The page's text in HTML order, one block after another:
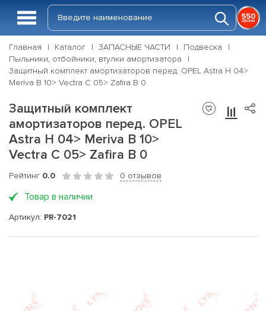
Главная Каталог ЗАПАСНЫЕ ЧАСТИ
Подвеска
Пыльники, отбойники, втулки амортизатора
Защитный комплект амортизаторов перед. OPEL Astra H 04>
Meriva B 10> Vectra C 05> Zafira B 0
Защитный комплект
амортизаторов перед. OPEL
Astra H 04> Meriva B 10>
Vectra C 05> Zafira B 0
Рейтинг 0.0 0 отзывов
Товар в наличии
Артикул: PR-7021